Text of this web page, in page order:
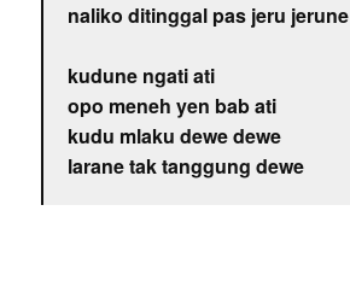
naliko ditinggal pas jeru jerune
kudune ngati ati
opo meneh yen bab ati
kudu mlaku dewe dewe
larane tak tanggung dewe